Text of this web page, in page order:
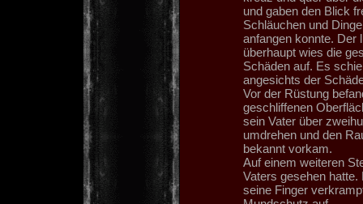
und gaben den Blick
Schläuchen und
anfangen konnte. Der
überhaupt wies die
Schäden auf. Es
angesichts der
Vor der Rüstung
geschliffenen
sein Vater über
umdrehen und den
bekannt vorkam.
Auf einem weiteren
Vaters gesehen
seine Finger